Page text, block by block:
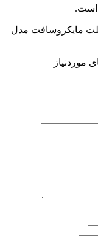
است.
مایکروسافت مدل
موردنیاز